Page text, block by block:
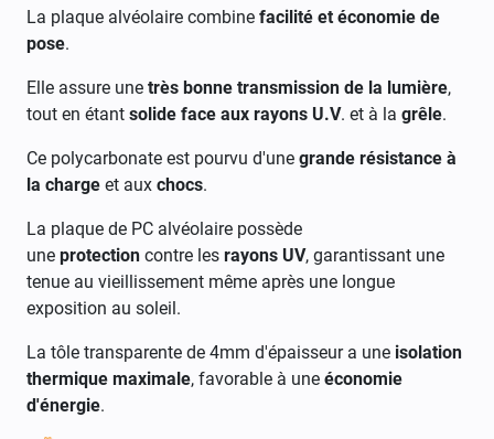
La plaque alvéolaire combine facilité et économie de
pose.
Elle assure une très bonne transmission de la lumière,
tout en étant solide face aux rayons U.V. et à la grêle.
Ce polycarbonate est pourvu d'une grande résistance à
la charge et aux chocs.
La plaque de PC alvéolaire possède
une protection contre les rayons UV, garantissant une
tenue au vieillissement même après une longue
exposition au soleil.
La tôle transparente de 4mm d'épaisseur a une isolation
thermique maximale, favorable à une économie
d'énergie.